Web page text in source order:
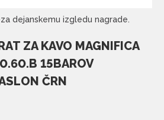
dejanskemu izgledu nagrade.
ZA KAVO MAGNIFICA
15BAROV
ČRN